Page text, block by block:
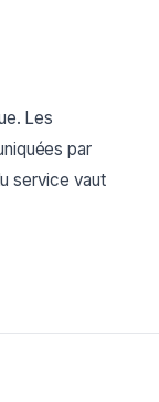
Les
par
service vaut